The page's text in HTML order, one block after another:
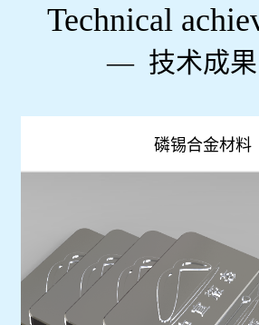
Technical
— 技术成
磷锡合金材料